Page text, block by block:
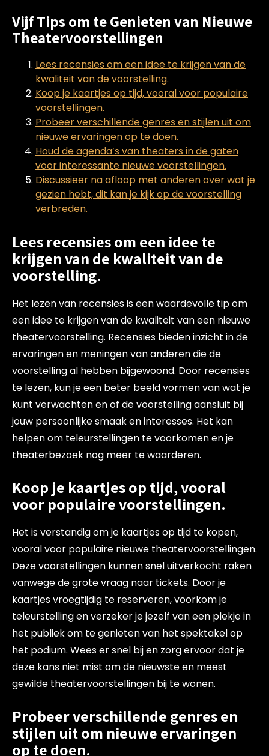
Vijf Tips om te Genieten van Nieuwe
Theatervoorstellingen
Lees recensies om een idee te krijgen van de
kwaliteit van de voorstelling.
Koop je kaartjes op tijd, vooral voor populaire
voorstellingen.
Probeer verschillende genres en stijlen uit om
nieuwe ervaringen op te doen.
Houd de agenda’s van theaters in de gaten
voor interessante nieuwe voorstellingen.
Discussieer na afloop met anderen over wat je
gezien hebt, dit kan je kijk op de voorstelling
verbreden.
Lees recensies om een idee te
krijgen van de kwaliteit van de
voorstelling.
Het lezen van recensies is een waardevolle tip om
een idee te krijgen van de kwaliteit van een nieuwe
theatervoorstelling. Recensies bieden inzicht in de
ervaringen en meningen van anderen die de
voorstelling al hebben bijgewoond. Door recensies
te lezen, kun je een beter beeld vormen van wat je
kunt verwachten en of de voorstelling aansluit bij
jouw persoonlijke smaak en interesses. Het kan
helpen om teleurstellingen te voorkomen en je
theaterbezoek nog meer te waarderen.
Koop je kaartjes op tijd, vooral
voor populaire voorstellingen.
Het is verstandig om je kaartjes op tijd te kopen,
vooral voor populaire nieuwe theatervoorstellingen.
Deze voorstellingen kunnen snel uitverkocht raken
vanwege de grote vraag naar tickets. Door je
kaartjes vroegtijdig te reserveren, voorkom je
teleurstelling en verzeker je jezelf van een plekje in
het publiek om te genieten van het spektakel op
het podium. Wees er snel bij en zorg ervoor dat je
deze kans niet mist om de nieuwste en meest
gewilde theatervoorstellingen bij te wonen.
Probeer verschillende genres en
stijlen uit om nieuwe ervaringen
op te doen.